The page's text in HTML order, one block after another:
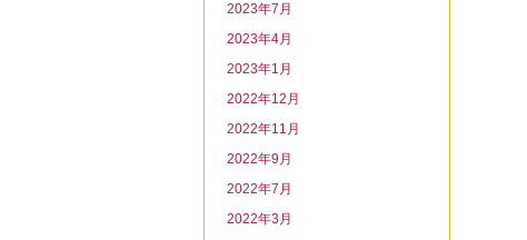
2023年7月
2023年4月
2023年1月
2022年12月
2022年11月
2022年9月
2022年7月
2022年3月